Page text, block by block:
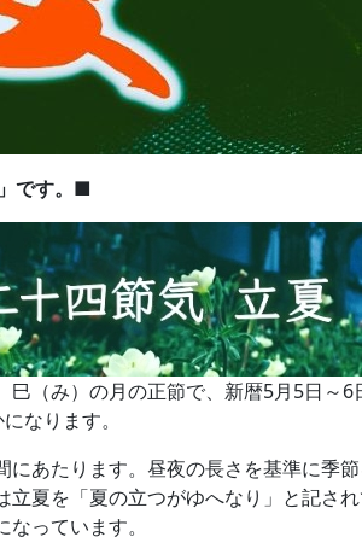
です。■
（み）の月の正節で、新暦5月5日～
なります。
にあたります。昼夜の長さを基準に季
立夏を「夏の立つがゆへなり」と記さ
っています。